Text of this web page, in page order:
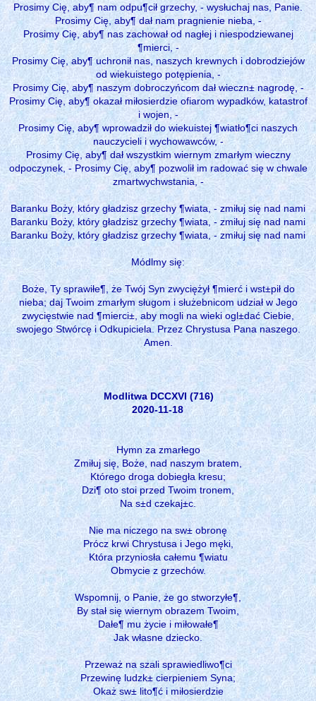
Prosimy Cię, aby¶ nam odpu¶cił grzechy, - wysłuchaj nas, Panie.
Prosimy Cię, aby¶ dał nam pragnienie nieba, -
Prosimy Cię, aby¶ nas zachował od nagłej i niespodziewanej
¶mierci, -
Prosimy Cię, aby¶ uchronił nas, naszych krewnych i dobrodziejów
od wiekuistego potępienia, -
Prosimy Cię, aby¶ naszym dobroczyńcom dał wieczn± nagrodę, -
Prosimy Cię, aby¶ okazał miłosierdzie ofiarom wypadków, katastrof
i wojen, -
Prosimy Cię, aby¶ wprowadził do wiekuistej ¶wiatło¶ci naszych
nauczycieli i wychowawców, -
Prosimy Cię, aby¶ dał wszystkim wiernym zmarłym wieczny
odpoczynek, - Prosimy Cię, aby¶ pozwolił im radować się w chwale
zmartwychwstania, -
Baranku Boży, który gładzisz grzechy ¶wiata, - zmiłuj się nad nami
Baranku Boży, który gładzisz grzechy ¶wiata, - zmiłuj się nad nami
Baranku Boży, który gładzisz grzechy ¶wiata, - zmiłuj się nad nami
Módlmy się:
Boże, Ty sprawiłe¶, że Twój Syn zwyciężył ¶mierć i wst±pił do
nieba; daj Twoim zmarłym sługom i służebnicom udział w Jego
zwycięstwie nad ¶mierci±, aby mogli na wieki ogl±dać Ciebie,
swojego Stwórcę i Odkupiciela. Przez Chrystusa Pana naszego.
Amen.
Modlitwa DCCXVI (716)
2020-11-18
Hymn za zmarłego
Zmiłuj się, Boże, nad naszym bratem,
Którego droga dobiegła kresu;
Dzi¶ oto stoi przed Twoim tronem,
Na s±d czekaj±c.
Nie ma niczego na sw± obronę
Prócz krwi Chrystusa i Jego męki,
Która przyniosła całemu ¶wiatu
Obmycie z grzechów.
Wspomnij, o Panie, że go stworzyłe¶,
By stał się wiernym obrazem Twoim,
Dałe¶ mu życie i miłowałe¶
Jak własne dziecko.
Przeważ na szali sprawiedliwo¶ci
Przewinę ludzk± cierpieniem Syna;
Okaż sw± lito¶ć i miłosierdzie